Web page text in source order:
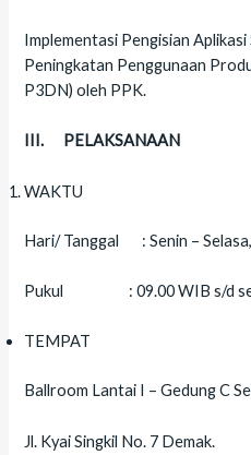
Implementasi Pengisian
Peningkatan Penggunaan
P3DN) oleh PPK.
III. PELAKSANAAN
WAKTU
Hari/ Tanggal : Senin –
Pukul : 09.00 WIB s/d
TEMPAT
Ballroom Lantai I – Gedung C
Jl. Kyai Singkil No. 7 Demak.